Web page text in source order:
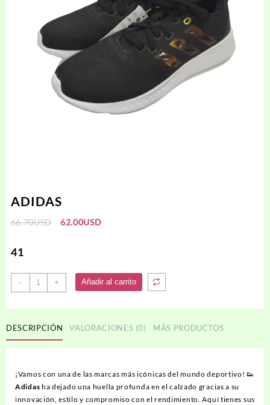
ADIDAS
66.70USD
El
66.70USD.
62.00USDEl
62.00USD.
41
-
ADIDAS
cantidad
+ Añadir al carrito
DESCRIPCIÓN VALORACIONES (0) MÁS PRODUCTOS
¡Vamos con una de las marcas más icónicas del mundo deportivo! 👟
Adidas ha dejado una huella profunda en el calzado gracias a su
innovación, estilo y compromiso con el rendimiento. Aquí tienes sus